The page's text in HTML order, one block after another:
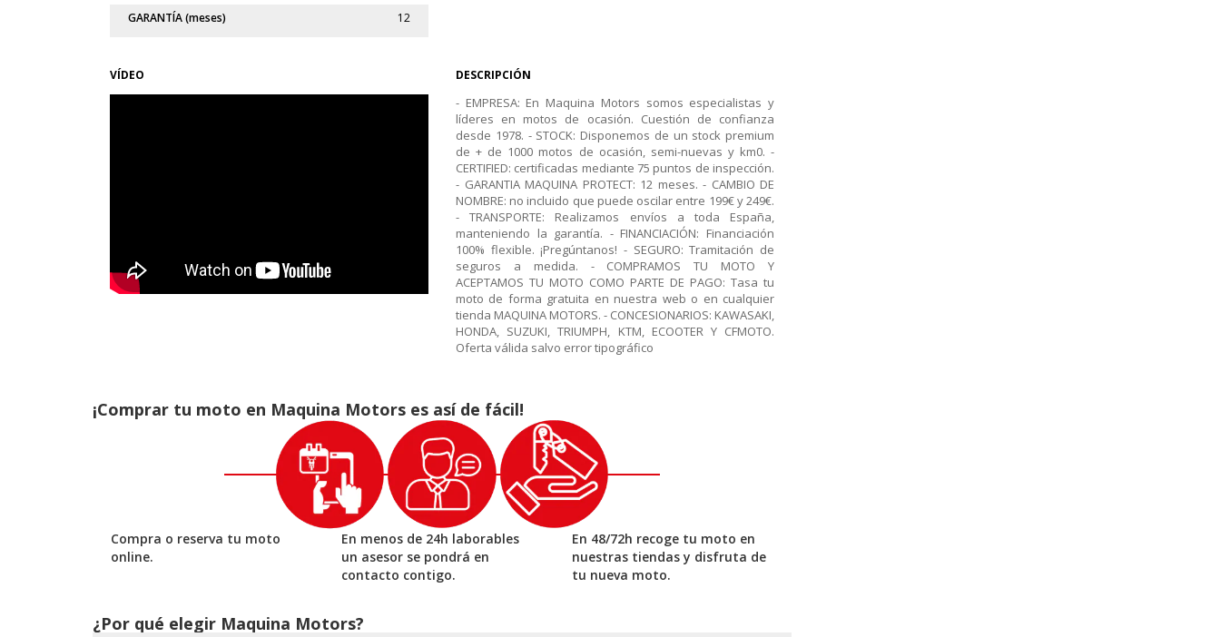
GARANTÍA (meses) 12
VÍDEO DESCRIPCIÓN
- EMPRESA: En Maquina Motors somos especialistas y
líderes en motos de ocasión. Cuestión de confianza
desde 1978. - STOCK: Disponemos de un stock premium
de + de 1000 motos de ocasión, semi-nuevas y km0. -
CERTIFIED: certificadas mediante 75 puntos de inspección.
- GARANTIA MAQUINA PROTECT: 12 meses. - CAMBIO DE
NOMBRE: no incluido que puede oscilar entre 199€ y 249€.
- TRANSPORTE: Realizamos envíos a toda España,
manteniendo la garantía. - FINANCIACIÓN: Financiación
100% flexible. ¡Pregúntanos! - SEGURO: Tramitación de
seguros a medida. - COMPRAMOS TU MOTO Y
ACEPTAMOS TU MOTO COMO PARTE DE PAGO: Tasa tu
moto de forma gratuita en nuestra web o en cualquier
tienda MAQUINA MOTORS. - CONCESIONARIOS: KAWASAKI,
HONDA, SUZUKI, TRIUMPH, KTM, ECOOTER Y CFMOTO.
Oferta válida salvo error tipográfico
¡Comprar tu moto en Maquina Motors es así de fácil!
Compra o reserva tu moto
online.
En menos de 24h laborables
un asesor se pondrá en
contacto contigo.
En 48/72h recoge tu moto en
nuestras tiendas y disfruta de
tu nueva moto.
¿Por qué elegir Maquina Motors?